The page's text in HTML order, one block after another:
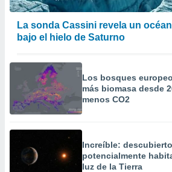
La sonda Cassini revela un
bajo el hielo de Saturno
Los bosques
más biomasa desde
menos CO2
Increíble:
potencialmente
luz de la Tierra